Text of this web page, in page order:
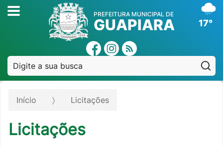
PREFEITURA MUNICIPAL DE
GUAPIARA 17°
Início Licitações
Licitações